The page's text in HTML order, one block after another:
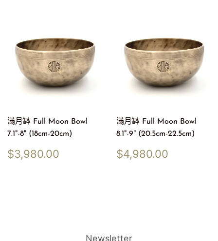
滿月缽 Full Moon Bowl
7.1"-8" (18cm-20cm)
定
價
$3,980.00 $3,980.00
滿月缽 Full Moon Bowl
8.1"-9" (20.5cm-22.5cm)
定
價
$4,980.00
Newsletter